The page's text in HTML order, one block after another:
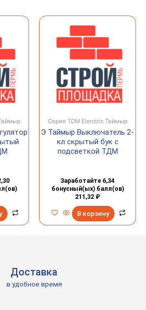
Серия TDM Elerctric Таймыр
Э Таймыр Выключатель 2-
кл скрытый бук с
подсветкой ТДМ
Заработайте 6,34
бонусный(ых) балл(ов)
211,32 ₽
В корзину
Доставка
в удобное время